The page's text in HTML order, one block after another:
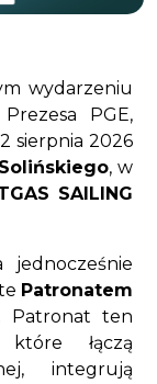
wydarzeniu
PGE,
sierpnia 2026
, w
SAILING
Patronatem
. Patronat ten
które łączą
integrują